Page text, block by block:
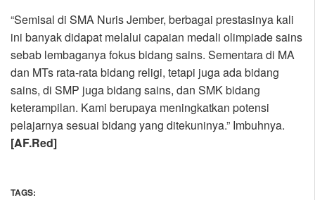
“Semisal di SMA Nuris Jember, berbagai prestasinya kali
ini banyak didapat melalui capaian medali olimpiade sains
sebab lembaganya fokus bidang sains. Sementara di MA
dan MTs rata-rata bidang religi, tetapi juga ada bidang
sains, di SMP juga bidang sains, dan SMK bidang
keterampilan. Kami berupaya meningkatkan potensi
pelajarnya sesuai bidang yang ditekuninya.” Imbuhnya.
[AF.Red]
TAGS: